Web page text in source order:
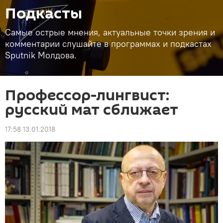
Подкасты
Самые острые мнения, актуальные точки зрения и
комментарии слушайте в программах и подкастах
Sputnik Молдова.
Профессор-лингвист:
русский мат сближает
17:58 13.01.2018